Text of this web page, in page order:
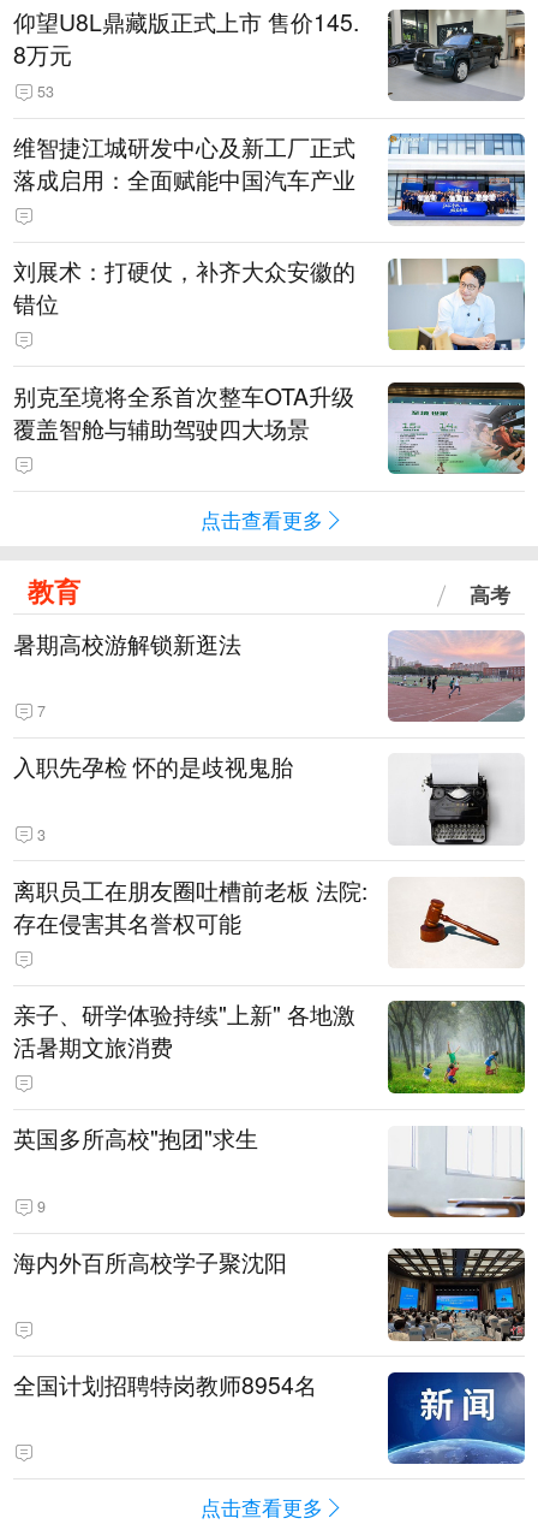
仰望U8L鼎藏版正式上市 售价145.
8万元
53
维智捷江城研发中心及新工厂正式
落成启用：全面赋能中国汽车产业
刘展术：打硬仗，补齐大众安徽的
错位
别克至境将全系首次整车OTA升级
覆盖智舱与辅助驾驶四大场景
点击查看更多
教育 高考
暑期高校游解锁新逛法
7
入职先孕检 怀的是歧视鬼胎
3
离职员工在朋友圈吐槽前老板 法院:
存在侵害其名誉权可能
亲子、研学体验持续"上新" 各地激
活暑期文旅消费
英国多所高校"抱团"求生
9
海内外百所高校学子聚沈阳
全国计划招聘特岗教师8954名
点击查看更多